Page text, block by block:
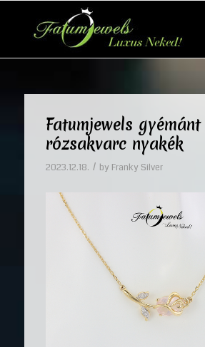
Fatumjewels gyémánt
rózsakvarc nyakék
2023.12.18. / by Franky Silver